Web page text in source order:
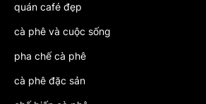
quán café đẹp
cà phê và cuộc sống
pha chế cà phê
cà phê đặc sản